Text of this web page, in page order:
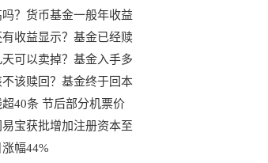
？货币基金一般年收益
收益显示？基金已经赎
可以卖掉？基金入手多
该赎回？基金终于回本
40条 节后部分机票价
宝获批增加注册资本至
幅44%